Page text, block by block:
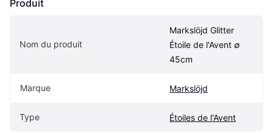
Produit
Nom du produit
Markslöjd Glitter
Étoile de l'Avent ∅
45cm
Marque Markslöjd
Type Étoiles de l'Avent